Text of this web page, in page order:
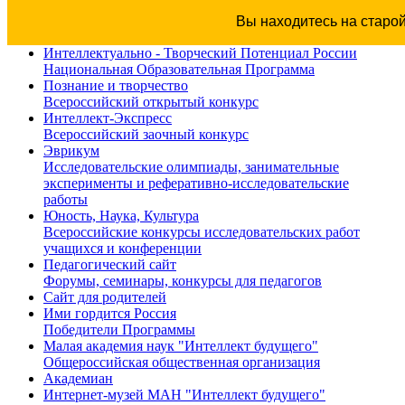
Вы находитесь на
Интеллектуально - Творческий Потенциал России
Национальная Образовательная Программа
Познание и творчество
Всероссийский открытый конкурс
Интеллект-Экспресс
Всероссийский заочный конкурс
Эврикум
Исследовательские олимпиады, занимательные
эксперименты и реферативно-исследовательские
работы
Юность, Наука, Культура
Всероссийские конкурсы исследовательских работ
учащихся и конференции
Педагогический сайт
Форумы, семинары, конкурсы для педагогов
Сайт для родителей
Ими гордится Россия
Победители Программы
Малая академия наук "Интеллект будущего"
Общероссийская общественная организация
Академиан
Интернет-музей МАН "Интеллект будущего"